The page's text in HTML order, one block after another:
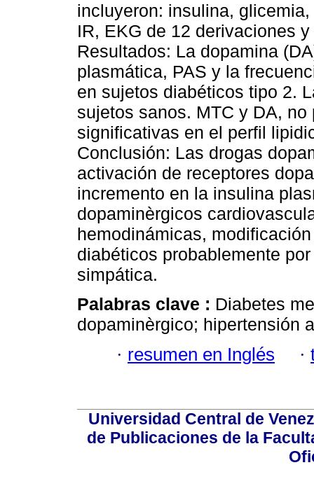
incluyeron: insulina,
IR, EKG de 12 derivaciones
Resultados: La dopamina
plasmática, PAS y la
en sujetos diabéticos tipo 2.
sujetos sanos. MTC y DA,
significativas en el perfil
Conclusión: Las drogas
activación de receptores
incremento en la insulina
dopaminèrgicos
hemodinámicas,
diabéticos probablemente
simpática.
Palabras clave : Diabetes
dopaminèrgico; hipertensión
· resumen en Inglés ·
Universidad Central de
de Publicaciones de la